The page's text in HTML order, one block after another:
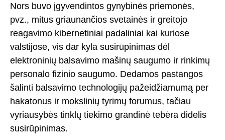
Nors buvo įgyvendintos gynybinės priemonės,
pvz., mitus griaunančios svetainės ir greitojo
reagavimo kibernetiniai padaliniai kai kuriose
valstijose, vis dar kyla susirūpinimas dėl
elektroninių balsavimo mašinų saugumo ir rinkimų
personalo fizinio saugumo. Dedamos pastangos
šalinti balsavimo technologijų pažeidžiamumą per
hakatonus ir mokslinių tyrimų forumus, tačiau
vyriausybės tinklų tiekimo grandinė tebėra didelis
susirūpinimas.